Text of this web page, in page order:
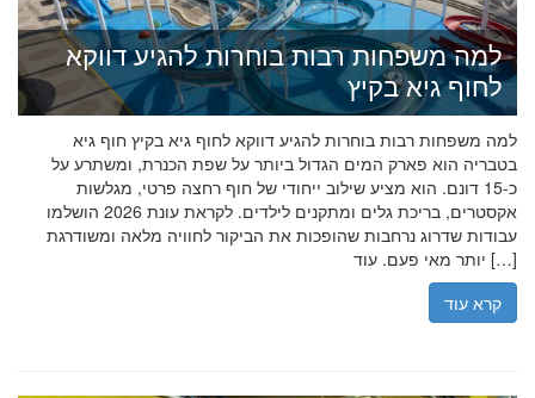
למה משפחות רבות בוחרות להגיע דווקא
לחוף גיא בקיץ
למה משפחות רבות בוחרות להגיע דווקא לחוף גיא בקיץ חוף גיא
בטבריה הוא פארק המים הגדול ביותר על שפת הכנרת, ומשתרע על
כ-15 דונם. הוא מציע שילוב ייחודי של חוף רחצה פרטי, מגלשות
אקסטרים, בריכת גלים ומתקנים לילדים. לקראת עונת 2026 הושלמו
עבודות שדרוג נרחבות שהופכות את הביקור לחוויה מלאה ומשודרגת
יותר מאי פעם. עוד […]
קרא עוד